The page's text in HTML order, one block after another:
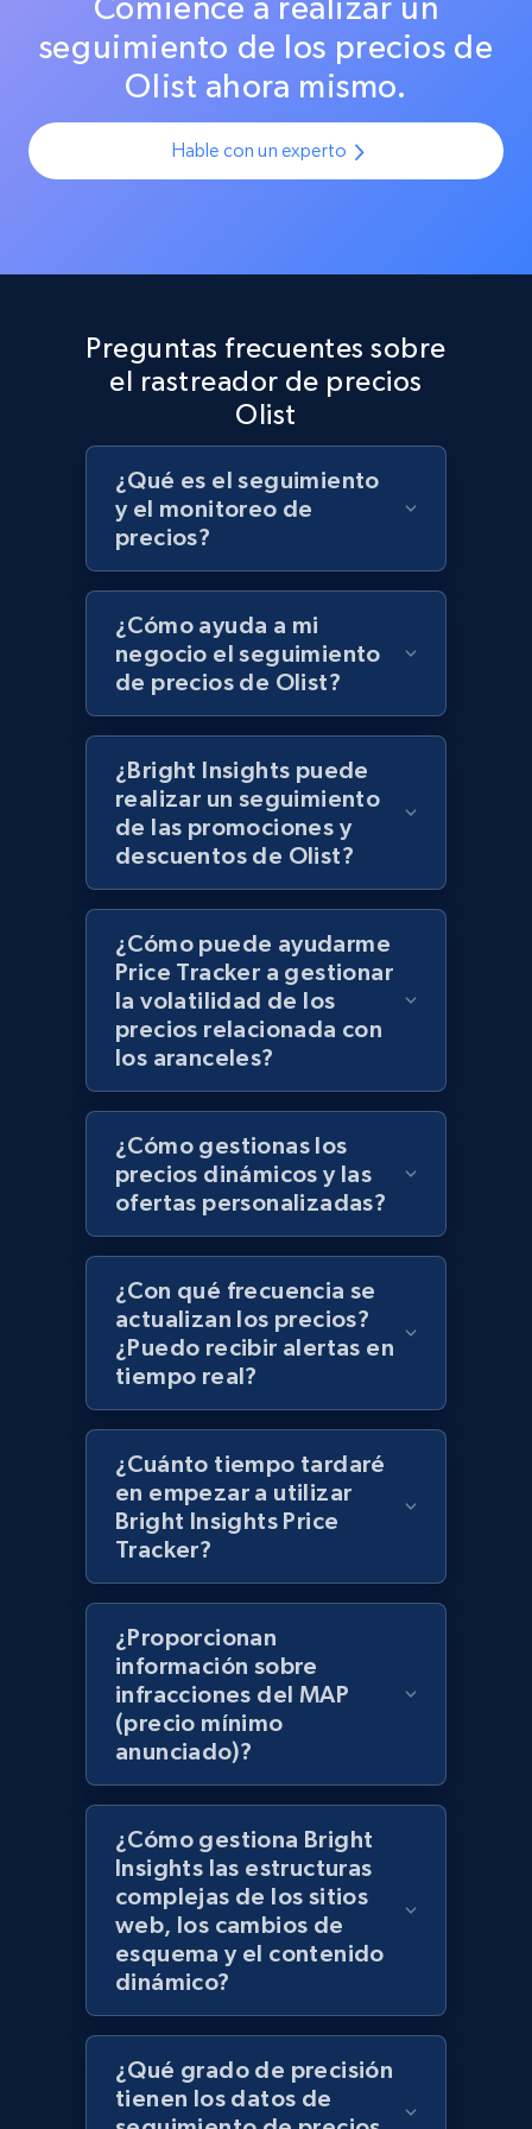
URL, Product id, Title, Product description,
Rating, Reviews count, Initial price, Discount,
and more.
1.3K+ 175+ Comenzar ahora
URL, Product id, Title, Product description,
1.3K+ 175+ Comenzar ahora
Target - Discover products by specified
URL, Product id, Title, Product description,
Rating, Reviews count, Initial price, Discount,
and more.
1.3K+ 175+ Comenzar ahora
Zara - Products
Category id, Product id, Product name, Price,
Currency, Colour code, Colour, Description, and
more.
1.2K+ 208+ Comenzar ahora
Category id, Product id, Product name, Price,
Currency, Colour code, Colour, Description, and
1.2K+ 208+ Comenzar ahora
Best Buy products
URL, Product id, Title, Images, Final price,
Currency, Discount, Initial price, and more.
1.1K+ 148+ Comenzar ahora
Best Buy products - Collect data on
URL, Product id, Title, Images, Final price,
Currency, Discount, Initial price, and more.
1.1K+ 148+
Lowes.com
URL, Domain, Marketplace pn, Sku, Other pn,
Model number, Gtin ean pn, Product name, and
991+ 162+ Comenzar ahora
precisos en todas las plataformas.
seguimiento de los precios de
Olist ahora mismo.
Hable con un experto
Preguntas frecuentes sobre
el rastreador de precios
Olist
¿Qué es el seguimiento
y el monitoreo de
precios?
¿Cómo ayuda a mi
negocio el seguimiento
de precios de Olist?
¿Bright Insights puede
realizar un seguimiento
de las promociones y
descuentos de Olist?
¿Cómo puede ayudarme
Price Tracker a gestionar
la volatilidad de los
precios relacionada con
los aranceles?
¿Cómo gestionas los
precios dinámicos y las
ofertas personalizadas?
¿Con qué frecuencia se
actualizan los precios?
¿Puedo recibir alertas en
tiempo real?
¿Cuánto tiempo tardaré
en empezar a utilizar
Bright Insights Price
Tracker?
¿Proporcionan
información sobre
infracciones del MAP
(precio mínimo
anunciado)?
¿Cómo gestiona Bright
Insights las estructuras
complejas de los sitios
web, los cambios de
esquema y el contenido
dinámico?
¿Qué grado de precisión
tienen los datos de